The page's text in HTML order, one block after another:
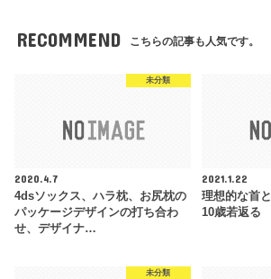
RECOMMEND こちらの記事も人気です。
未分類
2020.4.7
4dsソックス、ハラ枕、お尻枕の
パッケージデザインの打ち合わ
せ、デザイナ…
2021.1.22
理想的な首
10歳若返る
未分類